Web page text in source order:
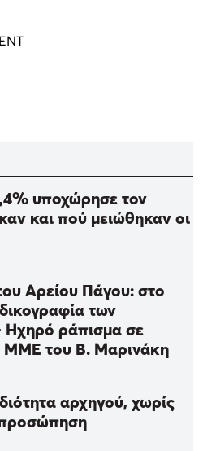
υποχώρησε τον
και πού μειώθηκαν οι
Αρείου Πάγου: στο
των
ράπισμα σε
ΜΜΕ του Β. Μαρινάκη
αρχηγού, χωρίς